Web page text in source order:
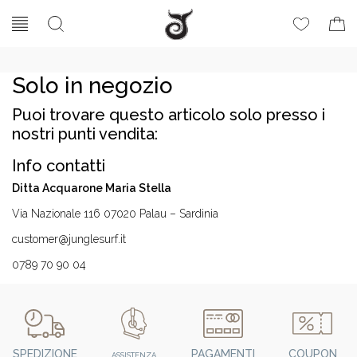
Solo in negozio
Puoi trovare questo articolo solo presso i
nostri punti vendita:
Info contatti
Ditta Acquarone Maria Stella
Via Nazionale 116 07020 Palau – Sardinia
customer@junglesurf.it
0789 70 90 04
SPEDIZIONE ASSISTENZA PAGAMENTI COUPON